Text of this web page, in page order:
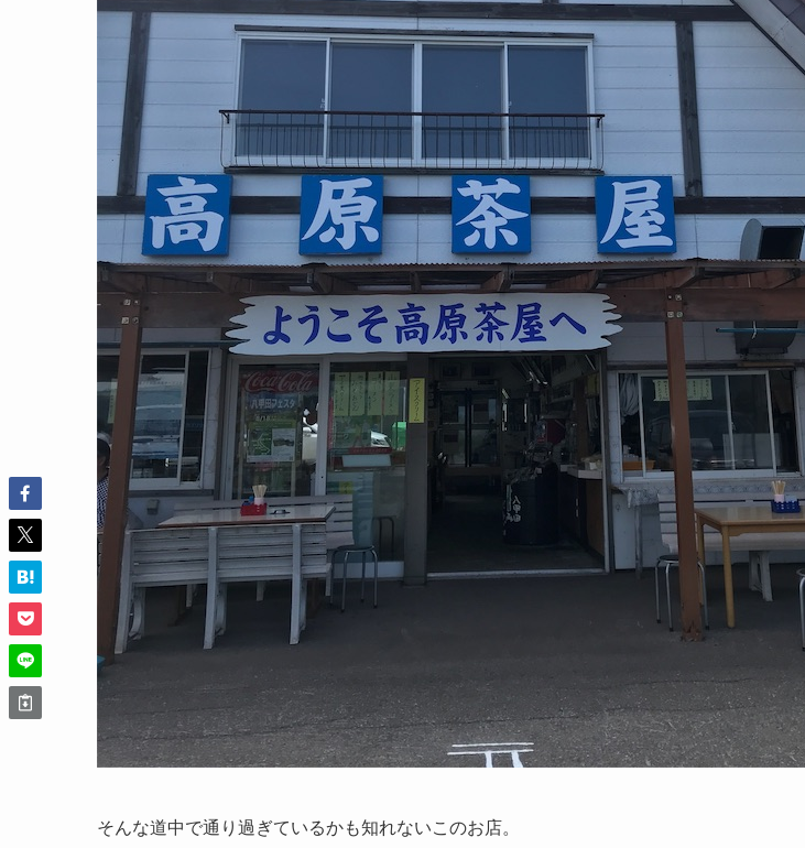
そんな道中で通り過ぎているかも知れないこのお店。